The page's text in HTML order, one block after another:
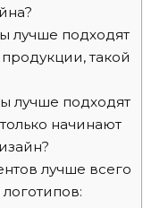
лучше подходят
такой
лучше подходят
начинают
лучше всего